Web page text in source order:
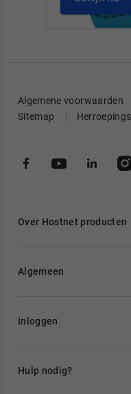
Algemene voorwaarden
Sitemap
Over Hostnet producten
Algemeen
Inloggen
Hulp nodig?